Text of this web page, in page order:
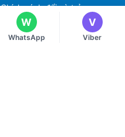
Chính sách đổi và trả
W
WhatsApp
V
Viber